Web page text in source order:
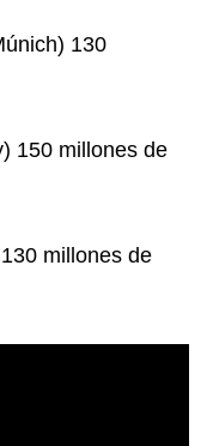
130
150 millones de
millones de